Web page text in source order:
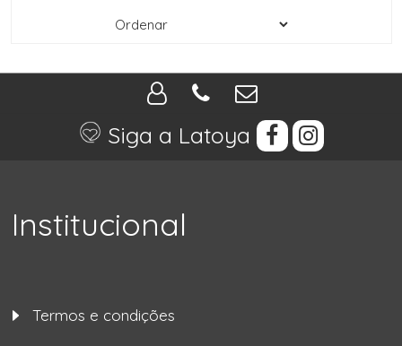
Siga a Latoya
Institucional
Termos e condições